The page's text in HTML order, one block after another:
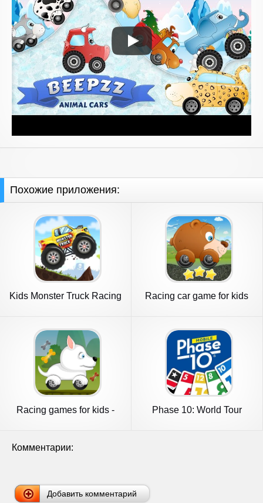
Похожие приложения:
Kids Monster Truck Racing
Racing car game for kids
Racing games for kids -
Phase 10: World Tour
Комментарии:
Добавить комментарий